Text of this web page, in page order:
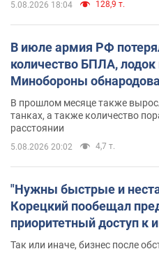
5.08.2026 18:04 128,9 т.
В июле армия РФ
количество БПЛА, лодок
Минобороны
В прошлом месяце также
танках, а также количество
расстоянии
5.08.2026 20:02 4,7 т.
"Нужны быстрые и
Корецкий пообещал
приоритетный доступ
помещениям
Так или иначе, бизнес после